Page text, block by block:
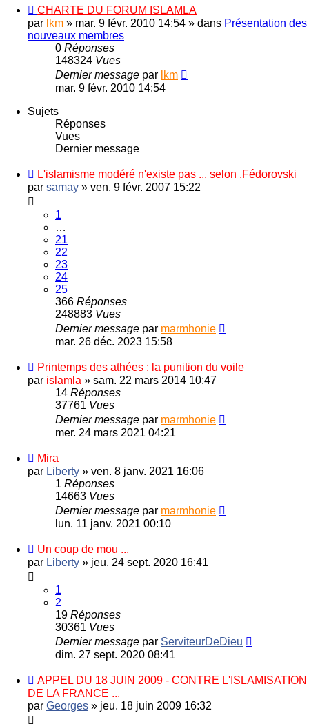
CHARTE DU FORUM ISLAMLA
par lkm » mar. 9 févr. 2010 14:54 » dans Présentation des
nouveaux membres
0 Réponses
148324 Vues
Dernier message par lkm
mar. 9 févr. 2010 14:54
Sujets
Réponses
Vues
Dernier message
L'islamisme modéré n'existe pas ... selon .Fédorovski
par samay » ven. 9 févr. 2007 15:22
1
…
21
22
23
24
25
366 Réponses
248883 Vues
Dernier message par marmhonie
mar. 26 déc. 2023 15:58
Printemps des athées : la punition du voile
par islamla » sam. 22 mars 2014 10:47
14 Réponses
37761 Vues
Dernier message par marmhonie
mer. 24 mars 2021 04:21
Mira
par Liberty » ven. 8 janv. 2021 16:06
1 Réponses
14663 Vues
Dernier message par marmhonie
lun. 11 janv. 2021 00:10
Un coup de mou ...
par Liberty » jeu. 24 sept. 2020 16:41
1
2
19 Réponses
30361 Vues
Dernier message par ServiteurDeDieu
dim. 27 sept. 2020 08:41
APPEL DU 18 JUIN 2009 - CONTRE L'ISLAMISATION
DE LA FRANCE ...
par Georges » jeu. 18 juin 2009 16:32